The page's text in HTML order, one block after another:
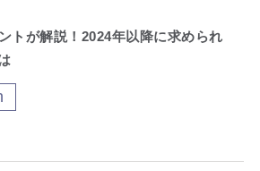
Fav
トが解説！2024年以降に求められ